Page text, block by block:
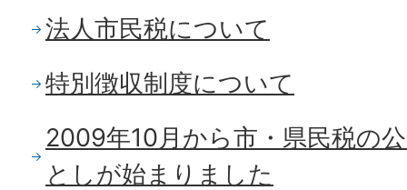
法人市民税について
特別徴収制度について
2009年10月から市・県民税の
としが始まりました